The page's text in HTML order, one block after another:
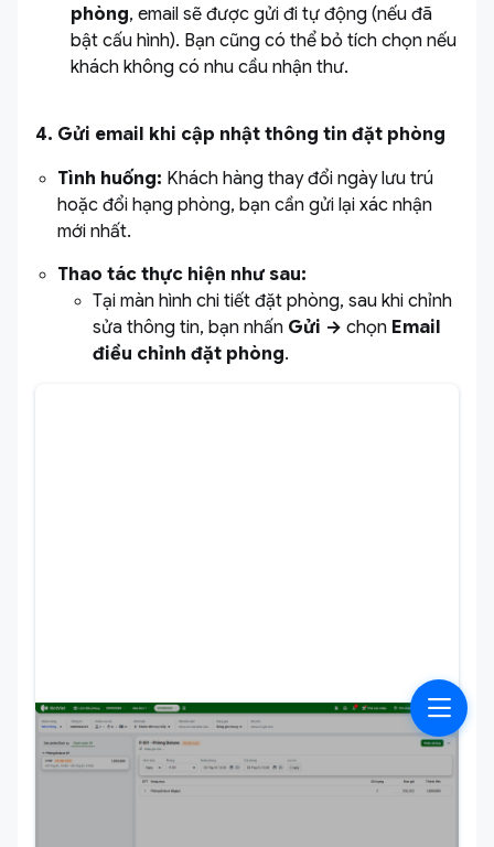
phòng, email sẽ được gửi đi tự động (nếu đã
bật cấu hình). Bạn cũng có thể bỏ tích chọn nếu
khách không có nhu cầu nhận thư.
4. Gửi email khi cập nhật thông tin đặt phòng
Tình huống: Khách hàng thay đổi ngày lưu trú
hoặc đổi hạng phòng, bạn cần gửi lại xác nhận
mới nhất.
Thao tác thực hiện như sau:
Tại màn hình chi tiết đặt phòng, sau khi chỉnh
sửa thông tin, bạn nhấn Gửi → chọn Email
điều chỉnh đặt phòng.